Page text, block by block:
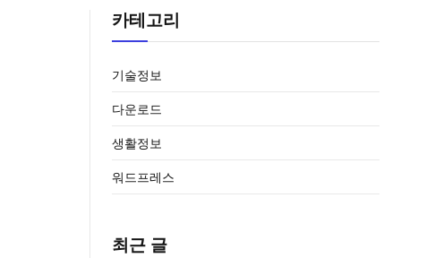
카테고리
기술정보
다운로드
생활정보
워드프레스
최근 글